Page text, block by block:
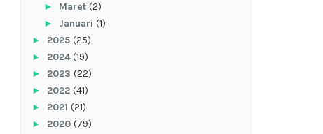
► Maret (2)
► Januari (1)
► 2025 (25)
► 2024(19)
► 2023 (22)
► 2022 (41)
► 2021 (21)
► 2020 (79)